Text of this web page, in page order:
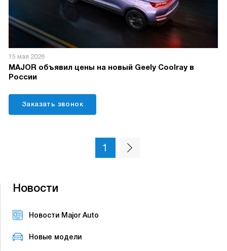
15 мая 2026
MAJOR объявил цены на новый Geely Coolray в
России
Заказать звонок
1
Новости
Новости Major Auto
Новые модели